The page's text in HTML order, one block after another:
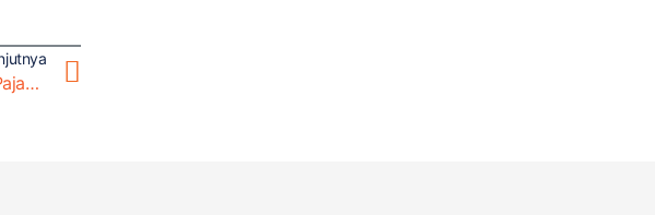
Wajib Tahu, Ini Dia Syarat Pemutihan Pajak Kendaraan!